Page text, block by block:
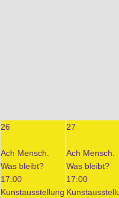
26
Ach Mensch.
Was bleibt?
17:00
Kunstausstellung
27
Ach Mensch.
Was bleibt?
17:00